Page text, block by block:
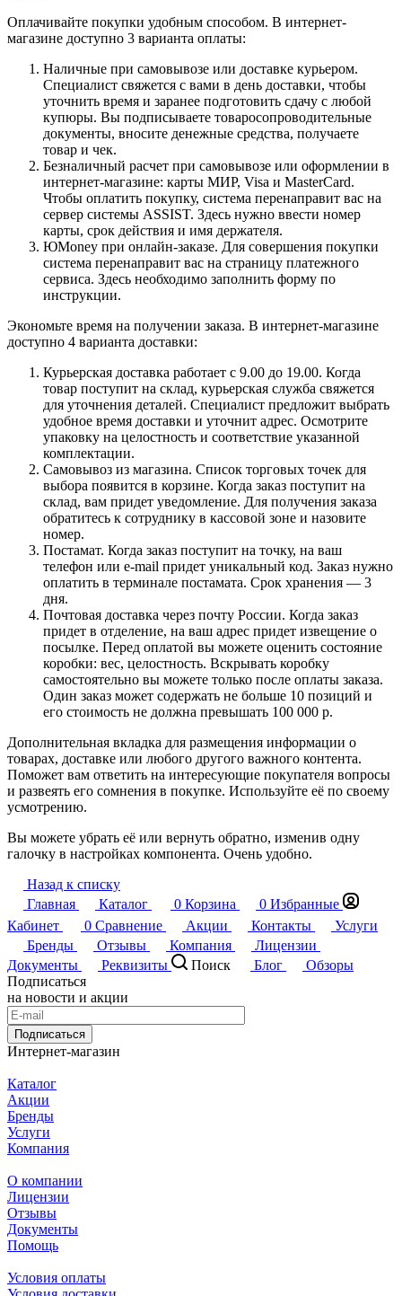
Оплачивайте покупки удобным способом. В интернет-
магазине доступно 3 варианта оплаты:
Наличные при самовывозе или доставке курьером.
Специалист свяжется с вами в день доставки, чтобы
уточнить время и заранее подготовить сдачу с любой
купюры. Вы подписываете товаросопроводительные
документы, вносите денежные средства, получаете
товар и чек.
Безналичный расчет при самовывозе или оформлении в
интернет-магазине: карты МИР, Visa и MasterCard.
Чтобы оплатить покупку, система перенаправит вас на
сервер системы ASSIST. Здесь нужно ввести номер
карты, срок действия и имя держателя.
ЮMoney при онлайн-заказе. Для совершения покупки
система перенаправит вас на страницу платежного
сервиса. Здесь необходимо заполнить форму по
инструкции.
Экономьте время на получении заказа. В интернет-магазине
доступно 4 варианта доставки:
Курьерская доставка работает с 9.00 до 19.00. Когда
товар поступит на склад, курьерская служба свяжется
для уточнения деталей. Специалист предложит выбрать
удобное время доставки и уточнит адрес. Осмотрите
упаковку на целостность и соответствие указанной
комплектации.
Самовывоз из магазина. Список торговых точек для
выбора появится в корзине. Когда заказ поступит на
склад, вам придет уведомление. Для получения заказа
обратитесь к сотруднику в кассовой зоне и назовите
номер.
Постамат. Когда заказ поступит на точку, на ваш
телефон или e-mail придет уникальный код. Заказ нужно
оплатить в терминале постамата. Срок хранения — 3
дня.
Почтовая доставка через почту России. Когда заказ
придет в отделение, на ваш адрес придет извещение о
посылке. Перед оплатой вы можете оценить состояние
коробки: вес, целостность. Вскрывать коробку
самостоятельно вы можете только после оплаты заказа.
Один заказ может содержать не больше 10 позиций и
его стоимость не должна превышать 100 000 р.
Дополнительная вкладка для размещения информации о
товарах, доставке или любого другого важного контента.
Поможет вам ответить на интересующие покупателя вопросы
и развеять его сомнения в покупке. Используйте её по своему
усмотрению.
Вы можете убрать её или вернуть обратно, изменив одну
галочку в настройках компонента. Очень удобно.
Назад к списку
Главная
Каталог 0 Корзина 0 Избранные
Кабинет
0 Сравнение Акции Контакты
Услуги
Бренды
Отзывы Компания
Лицензии
Документы
Реквизиты Поиск Блог
Обзоры
Подписаться
на новости и акции
Подписаться
Интернет-магазин
Каталог
Акции
Бренды
Услуги
Компания
О компании
Лицензии
Отзывы
Документы
Помощь
Условия оплаты